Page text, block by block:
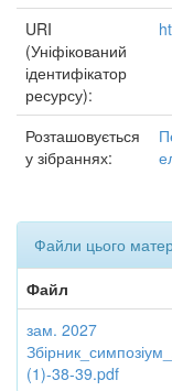
URI
(Уніфікований
ідентифікатор
ресурсу):
Розташовується
у зібраннях:
Файли цього
Файл
зам. 2027
(1)-38-39.pdf